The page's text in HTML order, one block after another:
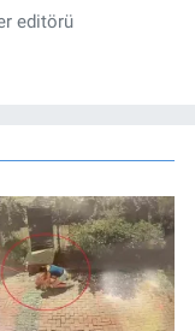
editörü